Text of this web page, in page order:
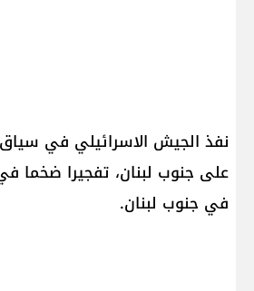
نفذ ​الجيش الاسرائيلي​ في
على ​جنوب لبنان​، تفجيرا ضخما
في جنوب لبنان.